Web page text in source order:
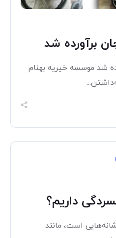
برآورده شد
شد موسسه خیریه بهنام
داریم؟
است، مانند